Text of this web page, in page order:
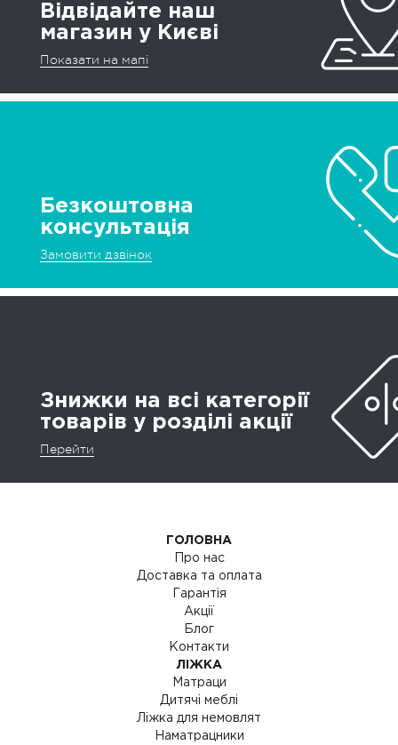
Відвідайте наш
магазин у Києві
Показати на мапі
Безкоштовна
консультація
Замовити дзвінок
Знижки на всі категорії
товарів у розділі акції
Перейти
ГОЛОВНА
Про нас
Доставка та оплата
Гарантія
Акції
Блог
Контакти
ЛІЖКА
Матраци
Дитячі меблі
Ліжка для немовлят
Наматрацники